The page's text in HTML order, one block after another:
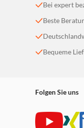
Bei expert
Beste
Bequeme
Folgen Sie uns